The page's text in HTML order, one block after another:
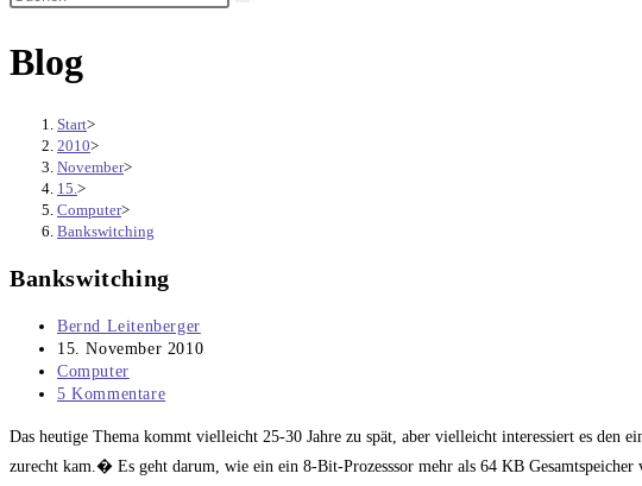
umschalten
Blog
Start>
2010>
November>
15. >
Computer>
Bankswitching
Bankswitching
Beitrags-
Autor:
Bernd Leitenberger
Beitrag
veröffentlicht:
15. November 2010
Beitrags-
Kategorie:
Computer
Beitrags-
5 Kommentare
Das heutige Thema kommt vielleicht 25-30 Jahre zu spät, aber vielleicht interessiert es den
zurecht kam.� Es geht darum, wie ein ein 8-Bit-Prozesssor mehr als 64 KB Gesamtspeicher